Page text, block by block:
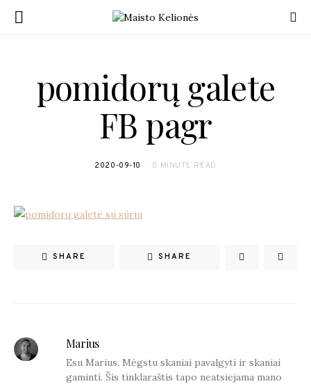
pomidorų galete
FB pagr
2020-09-10 0 MINUTE READ
SHARE SHARE
Marius
Esu Marius. Mėgstu skaniai pavalgyti ir skaniai
gaminti. Šis tinklaraštis tapo neatsiejama mano